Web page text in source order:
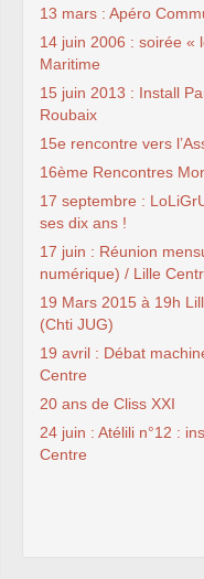
13 mars : Apéro
14 juin 2006 : soirée «
Maritime
15 juin 2013 : Install
Roubaix
15e rencontre vers
16ème Rencontres
17 septembre :
ses dix ans !
17 juin : Réunion
numérique) / Lille
19 Mars 2015 à 19h
(Chti JUG)
19 avril : Débat
Centre
20 ans de Cliss XXI
24 juin : Atélili n°12 :
Centre